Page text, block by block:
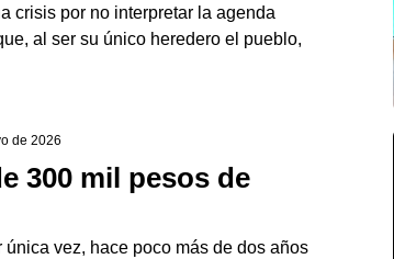
crisis por no interpretar la agenda
al ser su único heredero el pueblo,
de 2026
300 mil pesos de
vez, hace poco más de dos años